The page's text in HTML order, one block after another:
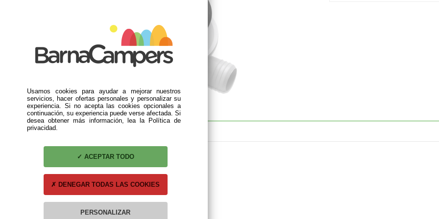
DESCRIPCIÓN
Modelo: AC 530 con descarga en ángulo.
Ángulo: 90º
ø : 25mm
Dimensiones: 60 x 36,6 x 75 mm
INCLUYE TAPÓN
Usamos cookies para ayudar a mejorar nuestros
servicios, hacer ofertas personales y personalizar su
experiencia. Si no acepta las cookies opcionales a
continuación, su experiencia puede verse afectada. Si
desea obtener más información, lea la Política de
privacidad.
ACEPTAR TODO
DENEGAR TODAS LAS COOKIES
PERSONALIZAR